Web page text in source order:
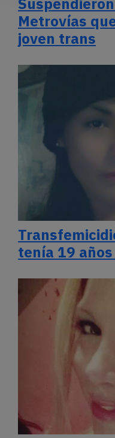
Metrovías
joven trans
tenía 19